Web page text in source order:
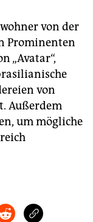
von der
Prominenten
„Avatar“,
von
Außerdem
um mögliche